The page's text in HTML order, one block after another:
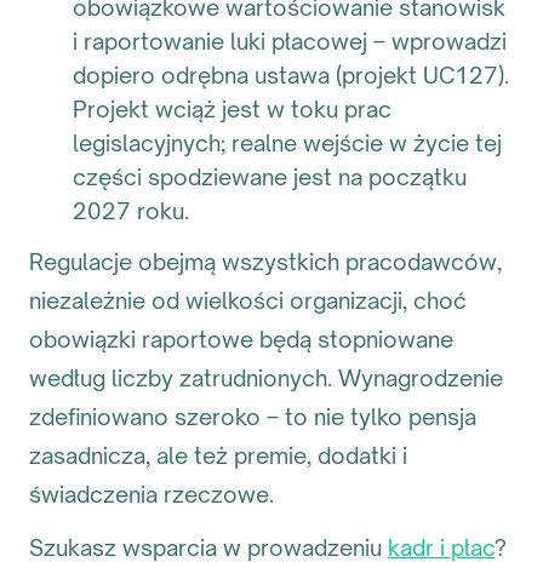
obowiązkowe wartościowanie stanowisk
i raportowanie luki płacowej – wprowadzi
dopiero odrębna ustawa (projekt UC127).
Projekt wciąż jest w toku prac
legislacyjnych; realne wejście w życie tej
części spodziewane jest na początku
2027 roku.
Regulacje obejmą wszystkich pracodawców,
niezależnie od wielkości organizacji, choć
obowiązki raportowe będą stopniowane
według liczby zatrudnionych. Wynagrodzenie
zdefiniowano szeroko – to nie tylko pensja
zasadnicza, ale też premie, dodatki i
świadczenia rzeczowe.
Szukasz wsparcia w prowadzeniu kadr i płac?